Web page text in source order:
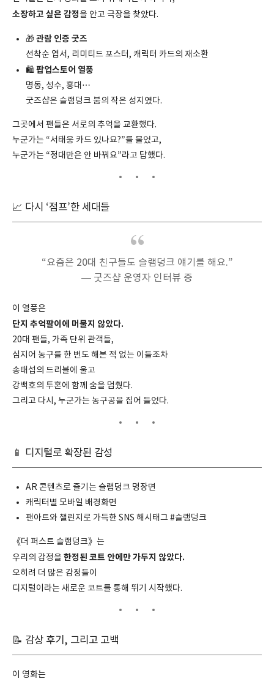
소장하고 싶은 감정을 안고 극장을 찾았다.
🎁관람 인증 굿즈
선착순 엽서, 리미티드 포스터, 캐릭터 카드의 재소환
🛍️팝업스토어 열풍
명동, 성수, 홍대…
굿즈샵은 슬램덩크 붐의 작은 성지였다.
그곳에서 팬들은 서로의 추억을 교환했다.
누군가는 “서태웅 카드 있나요?”를 물었고,
누군가는 “정대만은 안 바꿔요”라고 답했다.
📈 다시 ‘점프’한 세대들
“요즘은 20대 친구들도 슬램덩크 얘기를 해요.”
— 굿즈샵 운영자 인터뷰 중
이 열풍은
단지 추억팔이에 머물지 않았다.
20대 팬들, 가족 단위 관객들,
심지어 농구를 한 번도 해본 적 없는 이들조차
송태섭의 드리블에 울고
강백호의 투혼에 함께 숨을 멈췄다.
그리고 다시, 누군가는 농구공을 집어 들었다.
📱 디지털로 확장된 감성
AR 콘텐츠로 즐기는 슬램덩크 명장면
캐릭터별 모바일 배경화면
팬아트와 챌린지로 가득한 SNS 해시태그 #슬램덩크
《더 퍼스트 슬램덩크》는
우리의 감정을 한정된 코트 안에만 가두지 않았다.
오히려 더 많은 감정들이
디지털이라는 새로운 코트를 통해 뛰기 시작했다.
📝 감상 후기, 그리고 고백
이 영화는